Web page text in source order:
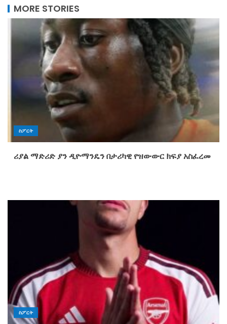
MORE STORIES
ስፖርት
ሪያል ማድሪድ ያን ዲዮማንዴን በታሪካዊ የዝውውር ክፍያ አስፈረመ
ስፖርት